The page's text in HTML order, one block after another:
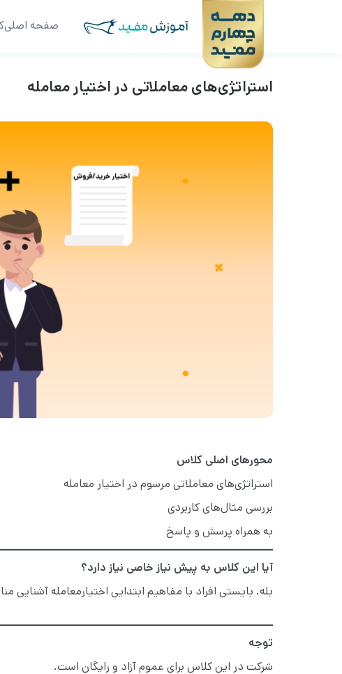
صفحه اصلی
استراتژی‌های معاملاتی در اختیار معامله
محورهای اصلی کلاس
استراتژی‌های معاملاتی مرسوم در اختیار معامله
بررسی مثال‌های کاربردی
به همراه پرسش و پاسخ
آیا این کلاس به پیش نیاز خاصی نیاز دارد؟
بله. بایستی افراد با مفاهیم ابتدایی اختیارمعامله آشنایی
توجه
شرکت در این کلاس برای عموم آزاد و رایگان است.